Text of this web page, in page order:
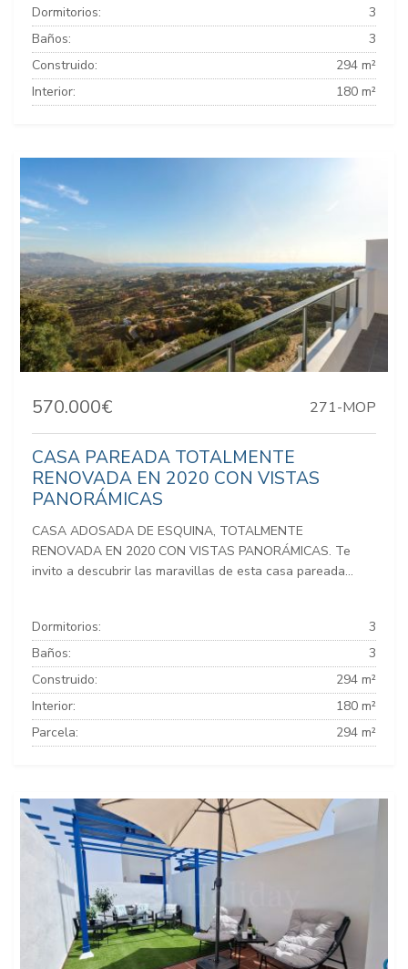
Dormitorios:
3
Baños:
3
Construido:
294 m²
Interior:
180 m²
570.000€ 271-MOP
CASA PAREADA TOTALMENTE
RENOVADA EN 2020 CON VISTAS
PANORÁMICAS
CASA ADOSADA DE ESQUINA, TOTALMENTE
RENOVADA EN 2020 CON VISTAS PANORÁMICAS. Te
invito a descubrir las maravillas de esta casa pareada...
Dormitorios:
3
Baños:
3
Construido:
294 m²
Interior:
180 m²
Parcela:
294 m²